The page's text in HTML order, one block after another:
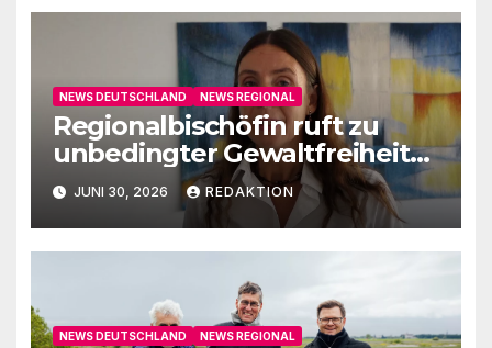
NEWS DEUTSCHLAND NEWS REGIONAL
Regionalbischöfin ruft zu
unbedingter Gewaltfreiheit
aufJUNI 30, 2026 REDAKTION
NEWS DEUTSCHLAND NEWS REGIONAL